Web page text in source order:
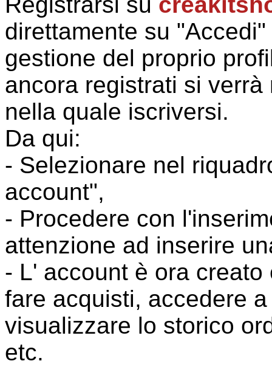
direttamente su
gestione del proprio
ancora registrati si
nella quale iscriversi.
Da qui:
- Selezionare nel
account",
- Procedere con
attenzione ad inserire
- L' account è ora
fare acquisti, accedere
visualizzare lo storico
etc.